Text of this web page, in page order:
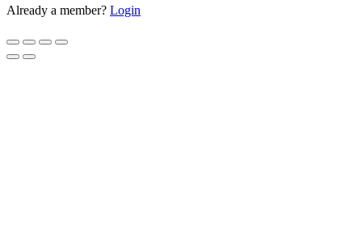
Already a member? Login